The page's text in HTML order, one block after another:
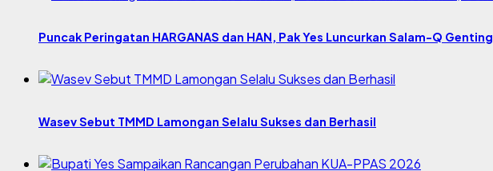
Puncak Peringatan HARGANAS dan HAN, Pak Yes Luncurkan Salam-Q Genting
Wasev Sebut TMMD Lamongan Selalu Sukses dan Berhasil